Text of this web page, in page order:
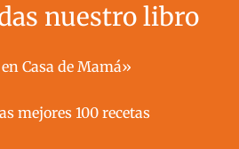
nuestro libro
Casa de Mamá»
mejores 100 recetas